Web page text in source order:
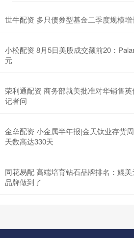
世牛配资 多只债券型基金二季度规模增
小松配资 8月5日美股成交额前20：
元
荣利通配资 商务部就美批准对华销售
记者问
金垒配资 小金属半年报|金天钛业存货
天数高达330天
同花易配 高端培育钻石品牌排名：媲
品牌做到了